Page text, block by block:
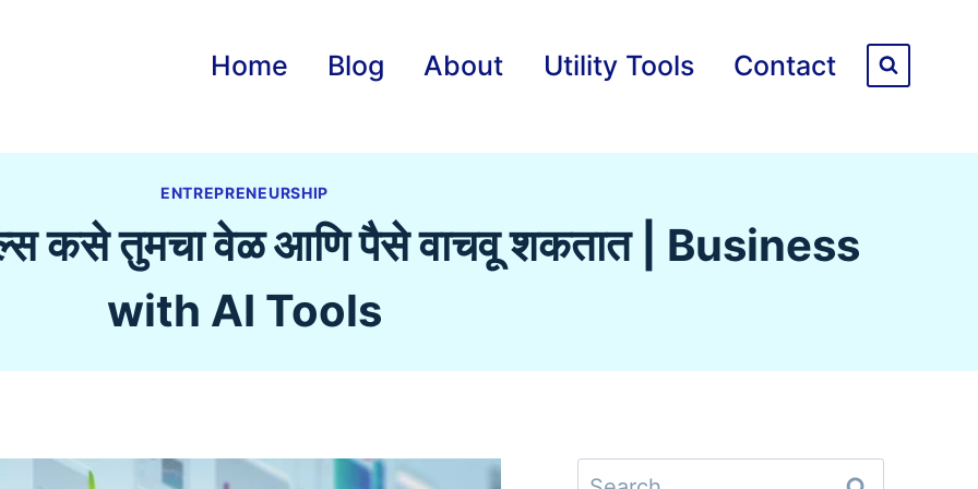
Home Blog About Utility Tools Contact
ENTREPRENEURSHIP
कसे तुमचा वेळ आणि पैसे वाचवू शकतात | Business
with AI Tools
Search